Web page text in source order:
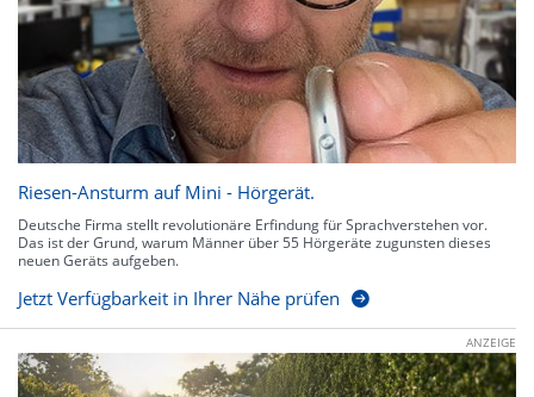
Riesen-Ansturm auf Mini - Hörgerät.
Deutsche Firma stellt revolutionäre Erfindung für Sprachverstehen vor.
Das ist der Grund, warum Männer über 55 Hörgeräte zugunsten dieses
neuen Geräts aufgeben.
Jetzt Verfügbarkeit in Ihrer Nähe prüfen
ANZEIGE